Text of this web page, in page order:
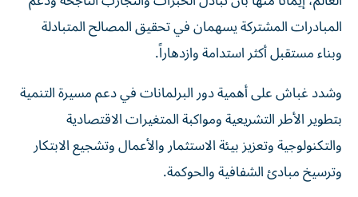
المبادرات المشتركة يسهمان في تحقيق المصالح المتبادلة
وبناء مستقبل أكثر استدامة وازدهاراً.
وشدد غباش على أهمية دور البرلمانات في دعم مسيرة التنمية
بتطوير الأطر التشريعية ومواكبة المتغيرات الاقتصادية
والتكنولوجية وتعزيز بيئة الاستثمار والأعمال وتشجيع الابتكار
وترسيخ مبادئ الشفافية والحوكمة.